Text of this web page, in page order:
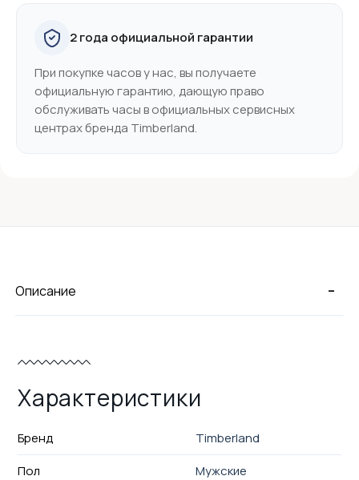
2 года официальной гарантии
При покупке часов у нас, вы получаете
официальную гарантию, дающую право
обслуживать часы в официальных сервисных
центрах бренда Timberland.
-
Описание
Характеристики
Бренд
Timberland
Пол
Мужские